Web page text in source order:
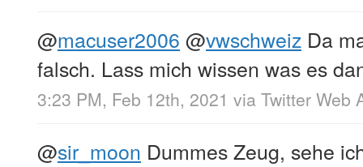
@macuser2006 @vwschweiz Da
falsch. Lass mich wissen was es
3:23 PM, Feb 12th, 2021 via Twitter Web
@sir_moon Dummes Zeug, sehe